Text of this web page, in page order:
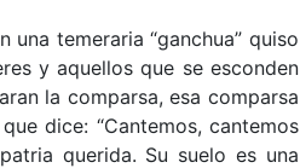
temeraria “ganchua” quiso
y aquellos que se esconden
la comparsa, esa comparsa
dice: “Cantemos, cantemos
querida. Su suelo es una